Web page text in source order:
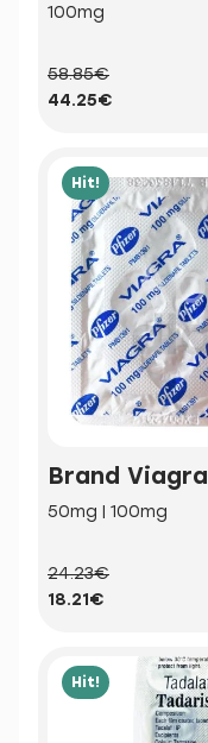
100mg
58.85€
44.25€
Hit!
Brand Viagra
50mg | 100mg
24.23€
18.21€
Hit!